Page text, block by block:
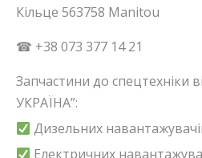
Кільце 563758 Manitou
☎ +38 073 377 14 21
Запчастини до спецтехніки
УКРАЇНА”:
Дизельних
Електричних